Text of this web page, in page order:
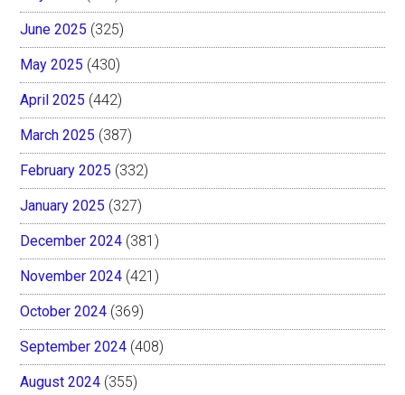
June 2025 (325)
May 2025 (430)
April 2025 (442)
March 2025 (387)
February 2025 (332)
January 2025 (327)
December 2024 (381)
November 2024 (421)
October 2024 (369)
September 2024 (408)
August 2024 (355)